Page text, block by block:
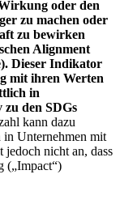
oder den
zu machen oder
zu bewirken
Alignment
Dieser Indikator
mit ihren Werten
in
zu den SDGs
kann dazu
in Unternehmen mit
nicht an, dass
(„Impact“)